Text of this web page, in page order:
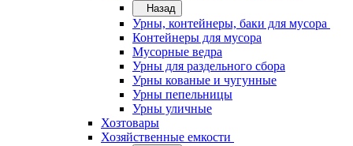
Назад
Урны, контейнеры, баки для мусора
Контейнеры для мусора
Мусорные ведра
Урны для раздельного сбора
Урны кованые и чугунные
Урны пепельницы
Урны уличные
Хозтовары
Хозяйственные емкости